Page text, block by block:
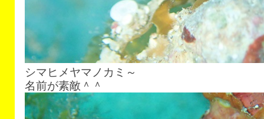
シマヒメヤマノカミ～
名前が素敵＾＾